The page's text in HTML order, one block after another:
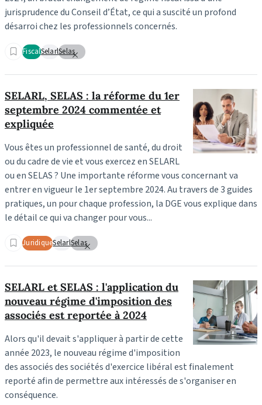
jurisprudence du Conseil d’État, ce quia suscité un profond
désarroi chez les professionnels concernés.
FiscalSelarlSelas
SELARL, SELAS : la réforme du 1er
septembre 2024 commentée et
expliquée
Vous êtes un professionnel de santé, du droit
ou du cadre de vie et vous exercez en SELARL
ou en SELAS ? Une importante réforme vous concernant va
entrer en vigueur le 1er septembre 2024. Au travers de 3 guides
pratiques, un pour chaque profession, la DGE vous explique dans
le détail ce qui va changer pour vous...
JuridiqueSelarlSelas
SELARL et SELAS : l'application du
nouveau régime d'imposition des
associés est reportée à 2024
Alors qu'il devait s'appliquer à partir de cette
année 2023, le nouveau régime d'imposition
des associés des sociétés d'exercice libéral est finalement
reporté afin de permettre aux intéressés de s'organiser en
conséquence.